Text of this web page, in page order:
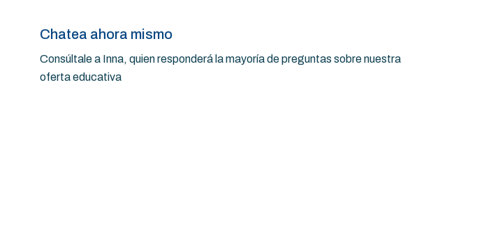
Chatea ahora mismo
Consúltale a Inna, quien responderá la mayoría de preguntas sobre nuestra
oferta educativa